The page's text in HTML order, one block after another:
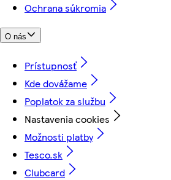
Ochrana súkromia
O nás
Prístupnosť
Kde dovážame
Poplatok za službu
Nastavenia cookies
Možnosti platby
Tesco.sk
Clubcard